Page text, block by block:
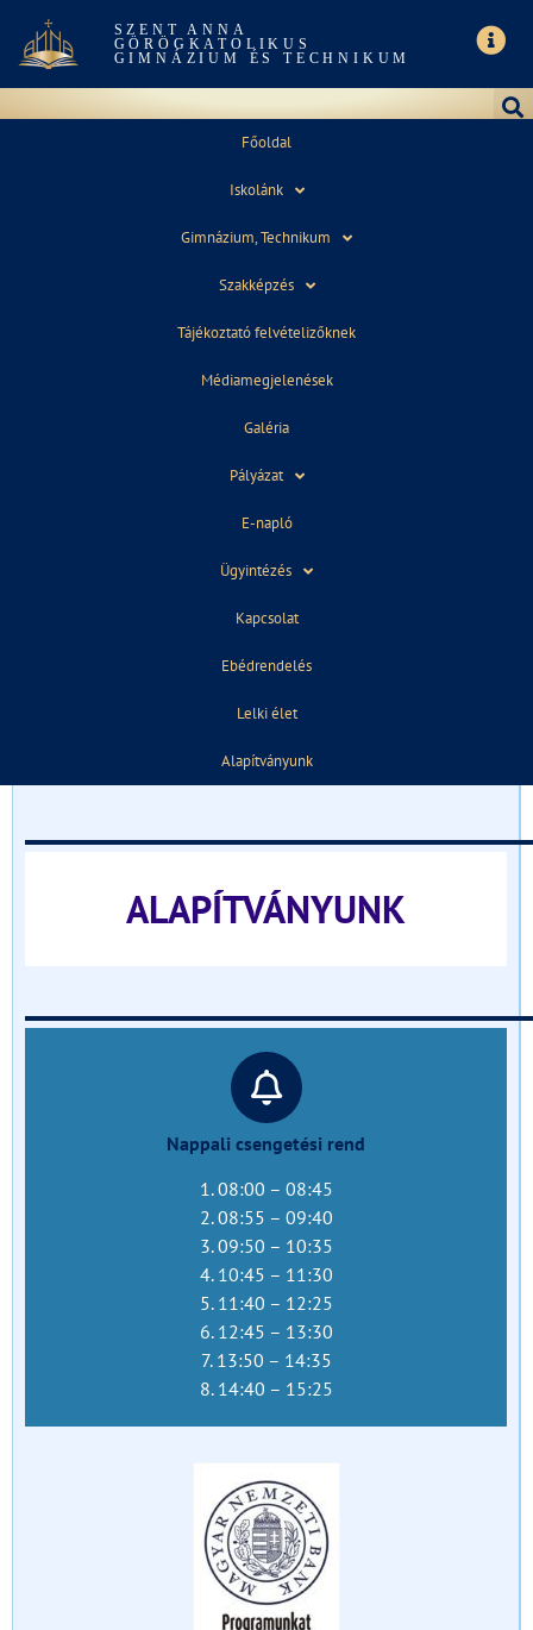
SZENT ANNA
GÖRÖGKATOLIKUS
GIMNÁZIUM ÉS TECHNIKUM
Főoldal
Iskolánk
Gimnázium, Technikum
Szakképzés
Tájékoztató felvételizőknek
Médiamegjelenések
Galéria
Pályázat
E-napló
Ügyintézés
Kapcsolat
Ebédrendelés
Lelki élet
Alapítványunk
KERÍTÉS KIÁLLÍTÁS
Kiállítás. Részletek az iskolában a plakátokon.
Jótékonysági gyűjtés az iskolában
TÁJÉKOZTATÓ FELVÉTELIZŐKNEK
ALAPÍTVÁNYUNK
Nappali csengetési rend
1. 08:00 – 08:45
2. 08:55 – 09:40
3. 09:50 – 10:35
4. 10:45 – 11:30
5. 11:40 – 12:25
6. 12:45 – 13:30
7. 13:50 – 14:35
8. 14:40 – 15:25